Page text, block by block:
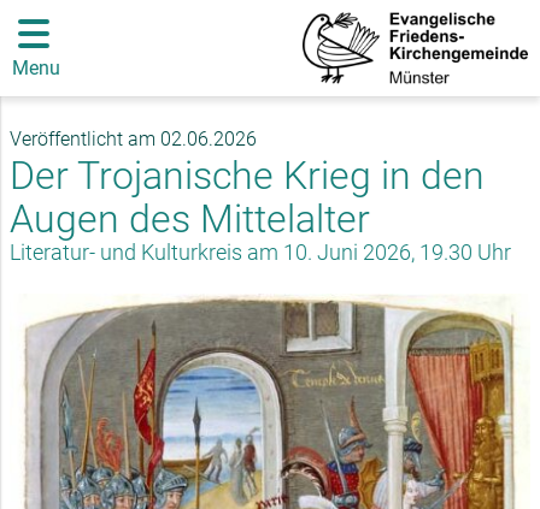
Menu
Veröffentlicht am 02.06.2026
Der Trojanische Krieg in den
Augen des Mittelalter
Literatur- und Kulturkreis am 10. Juni 2026, 19.30 Uhr